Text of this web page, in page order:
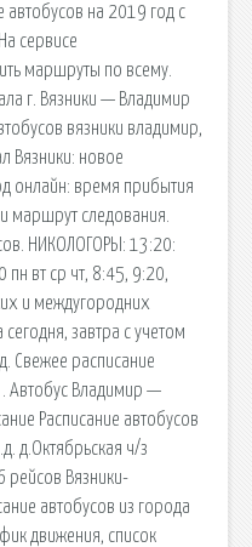
автобусов на 2019 год с
сервисе
маршруты по всему.
г. Вязники — Владимир
вязники владимир,
Вязники: новое
онлайн: время прибытия
маршрут следования.
НИКОЛОГОРЫ: 13:20:
вт ср чт, 8:45, 9:20,
и междугородних
завтра с учетом
Свежее расписание
Автобус Владимир —
Расписание автобусов
д.Октябрьская ч/з
Вязники-
автобусов из города
движения, список